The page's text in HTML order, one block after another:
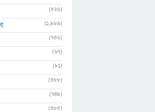
(526)
(1,989)
(736)
(67)
(81)
(388)
(749)
(385)